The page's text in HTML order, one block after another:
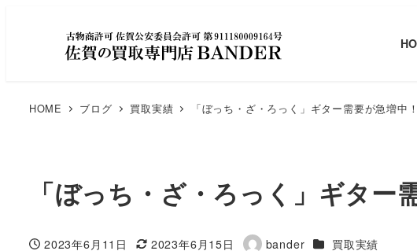
HOME ブログ 買取実績 「ぼっち・ざ・ろっく」ギター需要が急増中
「ぼっち・ざ・ろっく」ギター
2023年6月11日 2023年6月15日 bander カテゴリー
買取実績